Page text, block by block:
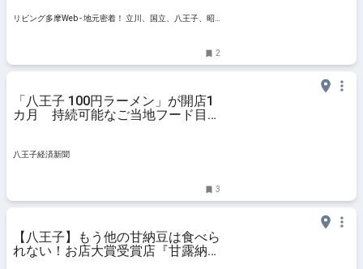
リビング多摩Web - 地元密着！ 立川、国立、八王子、昭
2
「八王子 100円ラーメン」が開店1
カ月 持続可能なご当地フード目指
八王子経済新聞
3
【八王子】もう他の甘納豆は食べら
れない！お店大賞受賞店『甘露納豆